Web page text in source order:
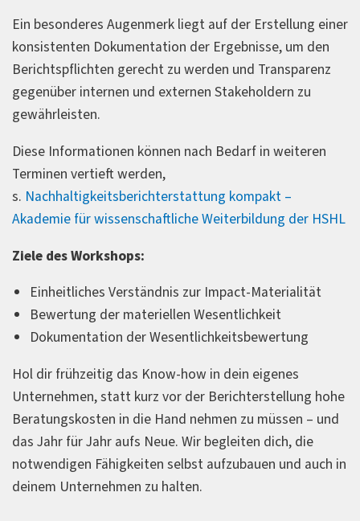
Ein besonderes Augenmerk liegt auf der Erstellung einer
konsistenten Dokumentation der Ergebnisse, um den
Berichtspflichten gerecht zu werden und Transparenz
gegenüber internen und externen Stakeholdern zu
gewährleisten.
Diese Informationen können nach Bedarf in weiteren
Terminen vertieft werden,
s. Nachhaltigkeitsberichterstattung kompakt –
Akademie für wissenschaftliche Weiterbildung der HSHL
Ziele des Workshops:
Einheitliches Verständnis zur Impact-Materialität
Bewertung der materiellen Wesentlichkeit
Dokumentation der Wesentlichkeitsbewertung
Hol dir frühzeitig das Know-how in dein eigenes
Unternehmen, statt kurz vor der Berichterstellung hohe
Beratungskosten in die Hand nehmen zu müssen – und
das Jahr für Jahr aufs Neue. Wir begleiten dich, die
notwendigen Fähigkeiten selbst aufzubauen und auch in
deinem Unternehmen zu halten.